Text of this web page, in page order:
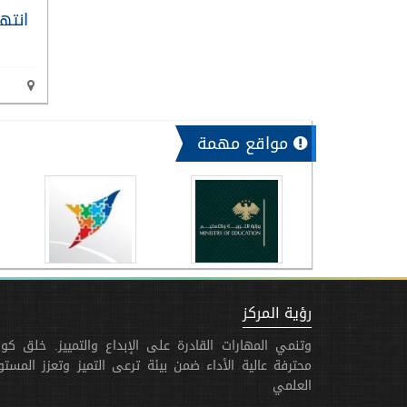
مواقع مهمة
رؤية المركز
وتنمي المهارات القادرة على الإبداع والتمييز. خلق
محترفة عالية الأداء ضمن بيئة ترعى التميز وتعزز
العلمي